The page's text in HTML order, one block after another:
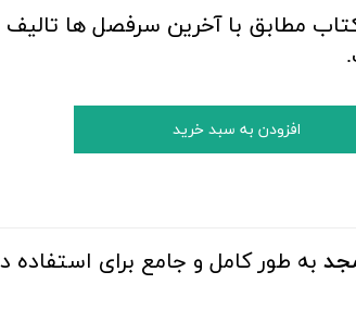
مطابق با آخرین سرفصل ها تالیف
افزودن به سبد خرید
به طور کامل و جامع برای استفاده